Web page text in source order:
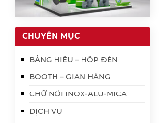
CHUYÊN MỤC
BẢNG HIỆU – HỘP ĐÈN
BOOTH – GIAN HÀNG
CHỮ NỔI INOX-ALU-MICA
DỊCH VỤ